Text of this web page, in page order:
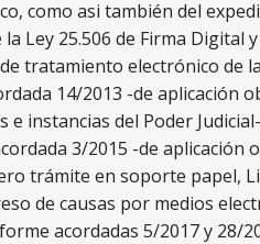
como asi también del
Ley 25.506 de Firma Digital
tratamiento electrónico de
14/2013 -de aplicación
instancias del Poder
3/2015 -de aplicación
trámite en soporte papel,
de causas por medios
acordadas 5/2017 y 28/